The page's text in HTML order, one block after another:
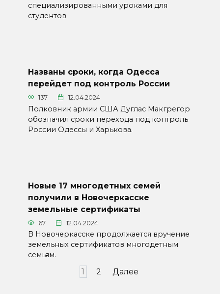
специализированными уроками для
студентов
Названы сроки, когда Одесса
перейдет под контроль России
137 12.04.2024
Полковник армии США Дуглас Макгрегор
обозначил сроки перехода под контроль
России Одессы и Харькова.
Новые 17 многодетных семей
получили в Новочеркасске
земельные сертификаты
67 12.04.2024
В Новочеркасске продолжается вручение
земельных сертификатов многодетным
семьям.
1 2 Далее